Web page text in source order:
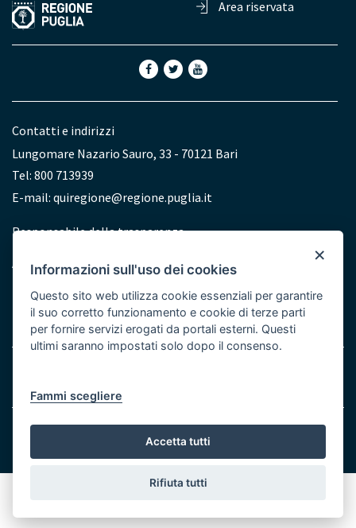
Area riservata
Contatti e indirizzi
Lungomare Nazario Sauro, 33 - 70121 Bari
Tel: 800 713939
E-mail: quiregione@regione.puglia.it
Redazione
Responsabile della trasparenza
Accessibilità
Bottom
© Regione Puglia
×
Informazioni sull'uso dei cookies
Questo sito web utilizza cookie essenziali per garantire
il suo corretto funzionamento e cookie di terze parti
per fornire servizi erogati da portali esterni. Questi
ultimi saranno impostati solo dopo il consenso.
Fammi scegliere
Accetta tutti
Rifiuta tutti